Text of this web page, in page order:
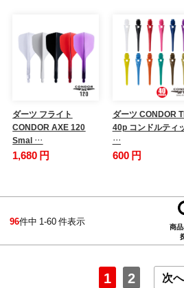
ダーツ フライト
CONDOR AXE 120
Smal …
1,680 円
ダーツ CONDOR
40p コンドルティ
…
600 円
96件中 1-60 件表示
商
1 2 次へ